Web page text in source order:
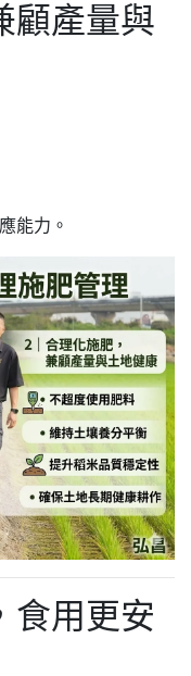
顧產量與
能力。
食用更安